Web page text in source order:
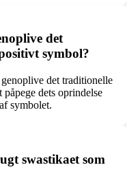
det
symbol?
det traditionelle
dets oprindelse
symbolet.
swastikaet som